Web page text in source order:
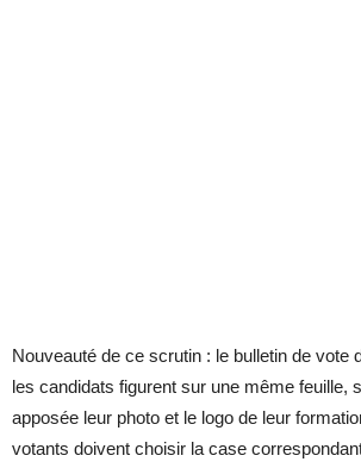
Nouveauté de ce scrutin : le bulletin de vote
les candidats figurent sur une même feuille,
apposée leur photo et le logo de leur
votants doivent choisir la case